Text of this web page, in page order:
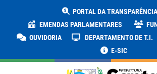
PORTAL DA TRANSPARÊNCIA
EMENDAS PARLAMENTARES
OUVIDORIA
DEPARTAMENTO DE T.I.
E-SIC